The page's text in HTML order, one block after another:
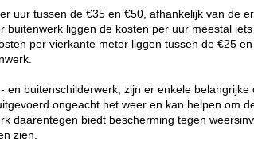
uur tussen de €35 en €50, afhankelijk van de
buitenwerk liggen de kosten per uur meestal iets
per vierkante meter liggen tussen de €25
buitenschilderwerk, zijn er enkele belangrijke
ongeacht het weer en kan helpen om
daarentegen biedt bescherming tegen
zien.